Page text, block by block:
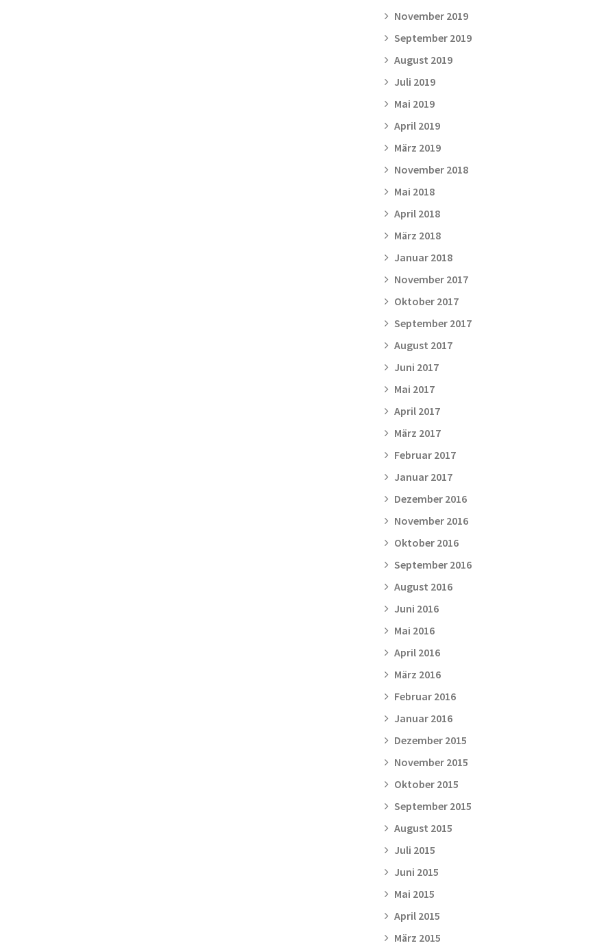
November 2019
September 2019
August 2019
Juli 2019
Mai 2019
April 2019
März 2019
November 2018
Mai 2018
April 2018
März 2018
Januar 2018
November 2017
Oktober 2017
September 2017
August 2017
Juni 2017
Mai 2017
April 2017
März 2017
Februar 2017
Januar 2017
Dezember 2016
November 2016
Oktober 2016
September 2016
August 2016
Juni 2016
Mai 2016
April 2016
März 2016
Februar 2016
Januar 2016
Dezember 2015
November 2015
Oktober 2015
September 2015
August 2015
Juli 2015
Juni 2015
Mai 2015
April 2015
März 2015